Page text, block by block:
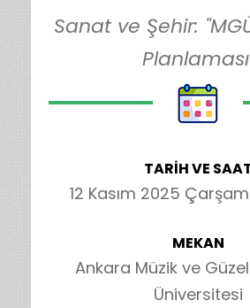
Sanat ve Şehir:
TARİH VE
12 Kasım 2025
MEKAN
Ankara Müzik ve
Üniversitesi